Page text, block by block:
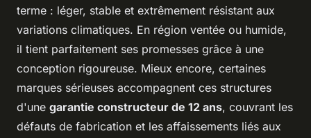
terme : léger, stable et extrêmement résistant aux
variations climatiques. En région ventée ou humide,
il tient parfaitement ses promesses grâce à une
conception rigoureuse. Mieux encore, certaines
marques sérieuses accompagnent ces structures
d'une garantie constructeur de 12 ans, couvrant les
défauts de fabrication et les affaissements liés aux